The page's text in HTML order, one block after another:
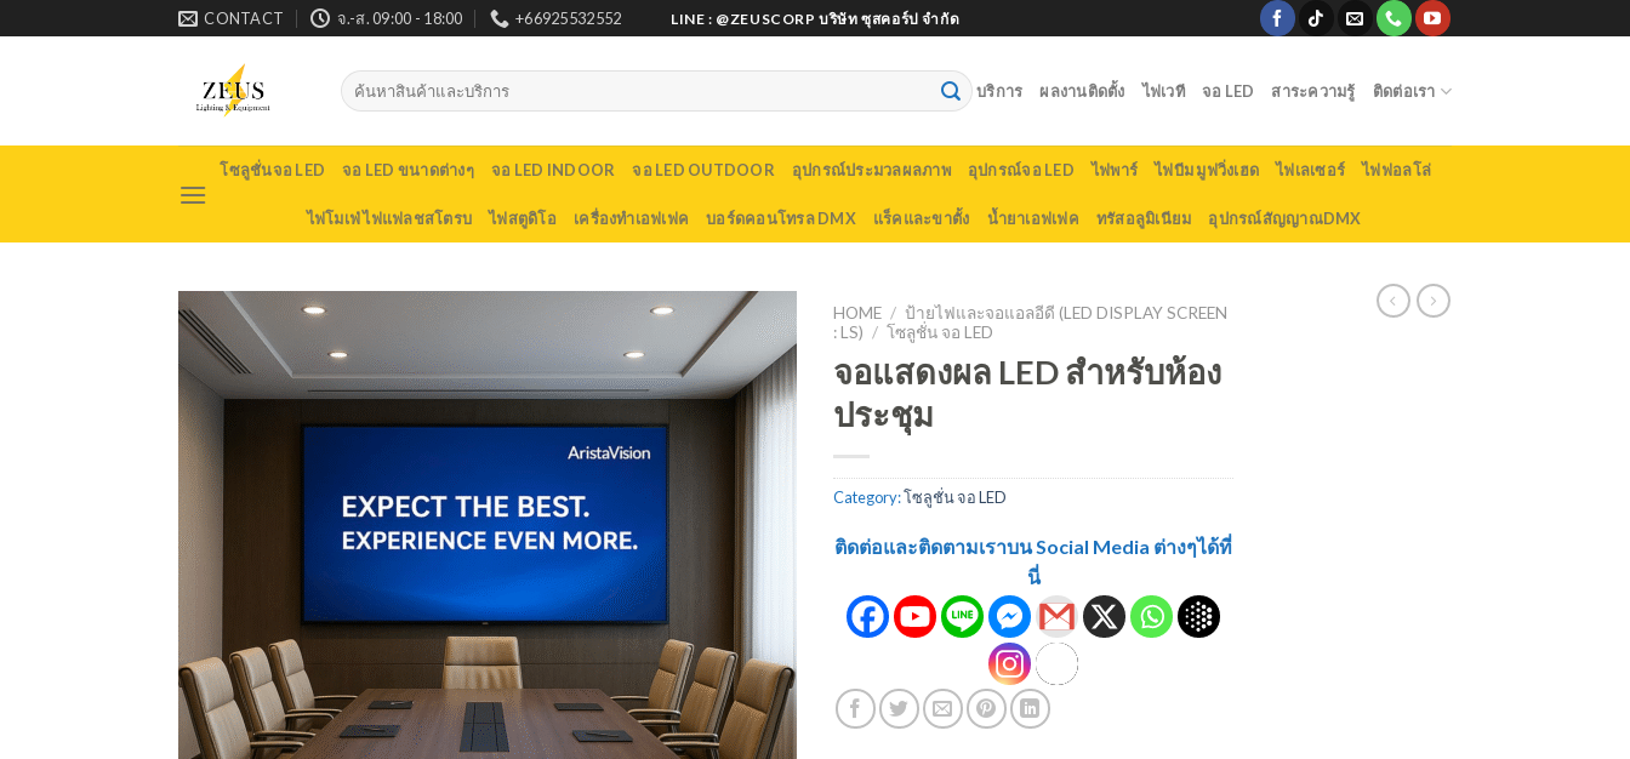
to
CONTACT จ.-ส. 09:00 - 18:00 +66925532552 LINE : @ZEUSCORP บริษัท ซุสคอร์ป จำกัด
Search
for:
บริการ ผลงานติดตั้ง ไฟเวที จอ LED สาระความรู้ ติดต่อเรา
โซลูชั่นจอ LED จอ LED ขนาดต่างๆ จอ LED INDOOR จอ LED OUTDOOR อุปกรณ์ประมวลผลภาพ อุปกรณ์จอ LED ไฟพาร์ ไฟบีม มูฟวิ่งเฮด ไฟเลเซอร์ ไฟฟอลโล่
ไฟโมเฟ่ ไฟแฟลชสโตรบ ไฟสตูดิโอ เครื่องทำเอฟเฟค บอร์ดคอนโทรล DMX แร็คและขาตั้ง น้ำยาเอฟเฟค ทรัสอลูมิเนียม อุปกรณ์สัญญาณDMX
HOME / ป้ายไฟและจอแอลอีดี (LED DISPLAY SCREEN
: LS) / โซลูชั่น จอ LED
จอแสดงผล LED สำหรับห้อง
ประชุม
Category:โซลูชั่น จอ LED
ติดต่อและติดตามเราบน Social Media ต่างๆได้ที่
นี่